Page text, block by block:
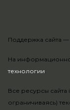
На
технологии.
Все ресурсы
ограничиваясь)
Поддержка сайта —